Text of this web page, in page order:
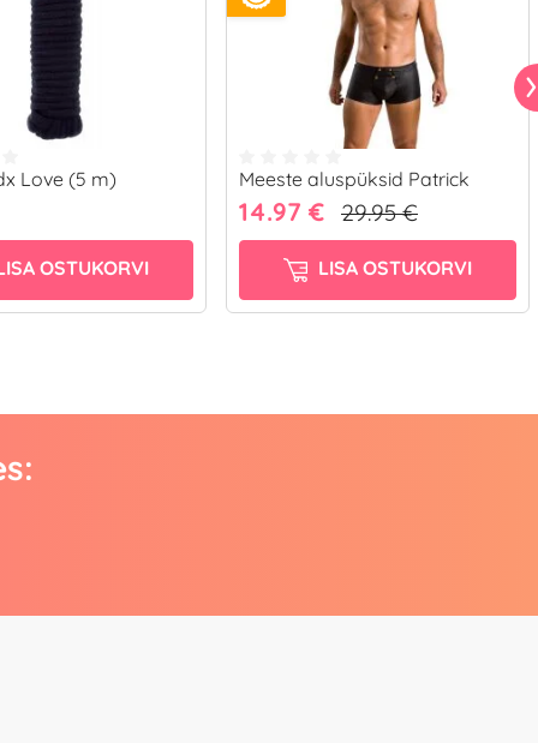
Love (5 m)
OSTUKORVI
Meeste aluspüksid Patrick
14.97 € 29.95 €
LISA OSTUKORVI